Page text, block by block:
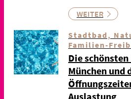
WEITER
Stadtbad,
Familien-
Die
München und
Auslastung